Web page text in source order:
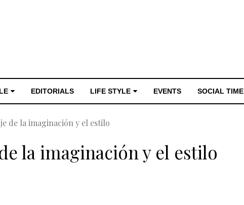
EDITORIALS LIFE STYLE EVENTS SOCIAL TIME
de la imaginación y el estilo
la imaginación y el estilo